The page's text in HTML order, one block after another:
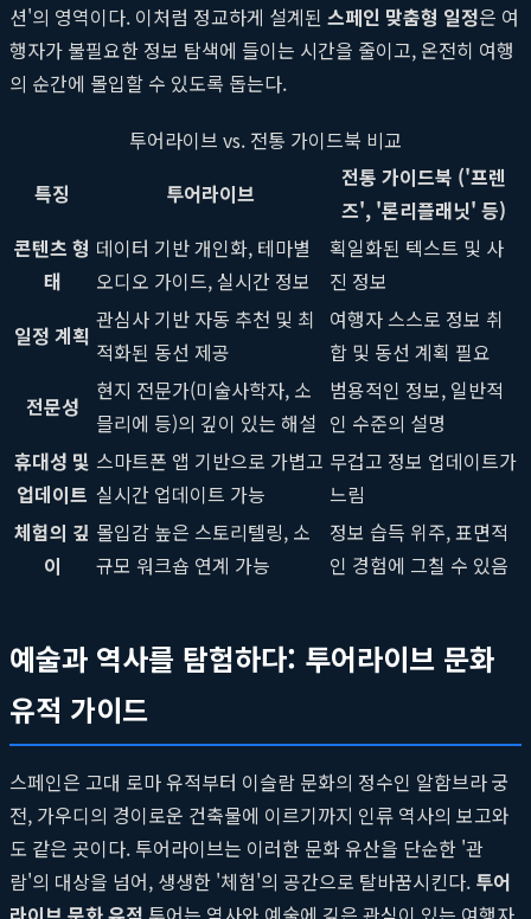
션'의 영역이다. 이처럼 정교하게 설계된 스페인 맞춤형 일정은 여
행자가 불필요한 정보 탐색에 들이는 시간을 줄이고, 온전히 여행
의 순간에 몰입할 수 있도록 돕는다.
투어라이브 vs. 전통 가이드북 비교
특징
투어라이브
전통 가이드북 ('프렌
즈', '론리플래닛' 등)
콘텐츠 형
태
데이터 기반 개인화, 테마별
오디오 가이드, 실시간 정보
획일화된 텍스트 및 사
진 정보
일정 계획
관심사 기반 자동 추천 및 최
적화된 동선 제공
여행자 스스로 정보 취
합 및 동선 계획 필요
전문성
현지 전문가(미술사학자, 소
믈리에 등)의 깊이 있는 해설
범용적인 정보, 일반적
인 수준의 설명
휴대성 및
업데이트
스마트폰 앱 기반으로 가볍고
실시간 업데이트 가능
무겁고 정보 업데이트가
느림
체험의 깊
이
몰입감 높은 스토리텔링, 소
규모 워크숍 연계 가능
정보 습득 위주, 표면적
인 경험에 그칠 수 있음
예술과 역사를 탐험하다: 투어라이브 문화
유적 가이드
스페인은 고대 로마 유적부터 이슬람 문화의 정수인 알함브라 궁
전, 가우디의 경이로운 건축물에 이르기까지 인류 역사의 보고와
도 같은 곳이다. 투어라이브는 이러한 문화 유산을 단순한 '관
람'의 대상을 넘어, 생생한 '체험'의 공간으로 탈바꿈시킨다. 투어